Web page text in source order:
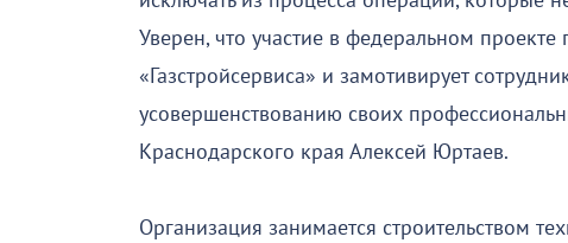
Уверен, что участие в федеральном
«Газстройсервиса» и замотивирует
усовершенствованию своих
Краснодарского края Алексей Юртаев.
Организация занимается строительством